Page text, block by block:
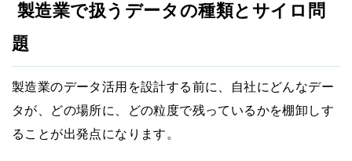
製造業で扱うデータの種類とサイロ問
題
製造業のデータ活用を設計する前に、自社にどんなデー
タが、どの場所に、どの粒度で残っているかを棚卸しす
ることが出発点になります。